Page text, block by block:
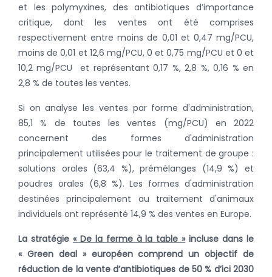
et les polymyxines, des antibiotiques d’importance
critique, dont les ventes ont été comprises
respectivement entre moins de 0,01 et 0,47 mg/PCU,
moins de 0,01 et 12,6 mg/PCU, 0 et 0,75 mg/PCU et 0 et
10,2 mg/PCU et représentant 0,17 %, 2,8 %, 0,16 % en
2,8 % de toutes les ventes.
Si on analyse les ventes par forme d'administration,
85,1 % de toutes les ventes (mg/PCU) en 2022
concernent des formes d'administration
principalement utilisées pour le traitement de groupe :
solutions orales (63,4 %), prémélanges (14,9 %) et
poudres orales (6,8 %). Les formes d'administration
destinées principalement au traitement d'animaux
individuels ont représenté 14,9 % des ventes en Europe.
La stratégie « De la ferme à la table »incluse dans le
« Green deal » européen comprend un objectif de
réduction de la vente d’antibiotiques de 50 % d’ici 2030